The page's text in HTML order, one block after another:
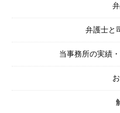
弁護士と
当事務所の実績